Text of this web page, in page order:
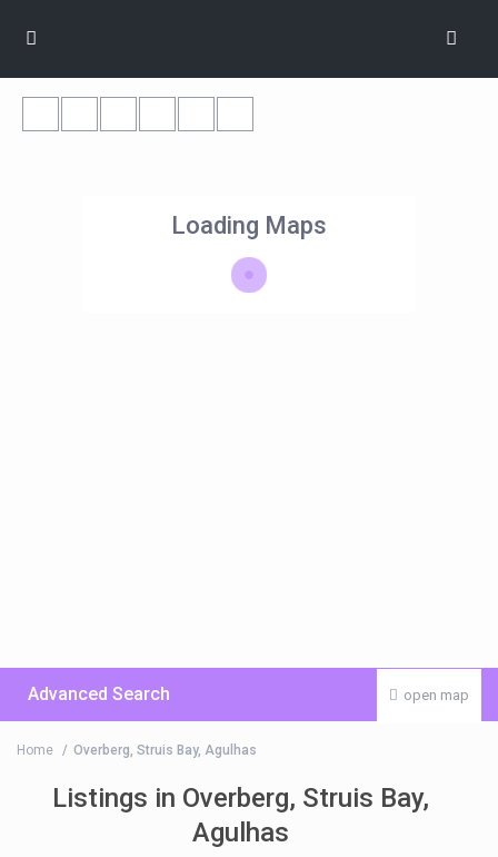
Loading Maps
open map
Advanced Search
Home Overberg, Struis Bay, Agulhas
Listings in Overberg, Struis Bay,
Agulhas